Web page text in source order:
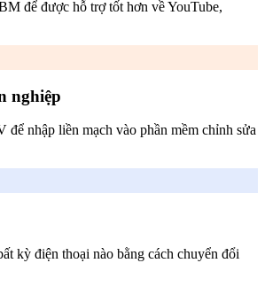
để được hỗ trợ tốt hơn về YouTube,
nghiệp
nhập liền mạch vào phần mềm chỉnh sửa
kỳ điện thoại nào bằng cách chuyển đổi